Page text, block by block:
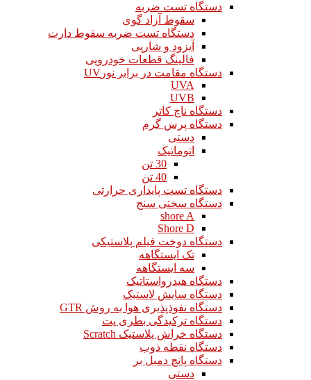
دستگاه تست ضربه
سقوط آزاد گوی
دستگاه تست ضربه سقوط دارت
آیزود و شارپی
فالینگ قطعات خودرویی
دستگاه مقامت در برابر نورUV
UVA
UVB
دستگاه ناچ کاتر
دستگاه پرس گرم
دستی
اتوماتیک
30 تن
40 تن
دستگاه تست پایداری حرارتی
دستگاه سختی سنج
shore A
Shore D
دستگاه دوخت فیلم پلاستیکی
تک ایستگاهه
سه ایستگاهه
دستگاه هیدرواستاتیک
دستگاه سایش لاستیک
دستگاه نفوذپذیری هوا به روش GTR
دستگاه ترکیدگی بطری پت
دستگاه خراش پلاستیک Scratch
دستگاه نقطه ذوب
دستگاه پانچ دمبل بر
دستی